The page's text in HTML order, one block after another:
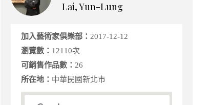
Lai, Yun-Lung
加入藝術家俱樂部： 2017-12-12
瀏覽數： 12110次
可銷售作品數： 26
所在地： 中華民國新北市